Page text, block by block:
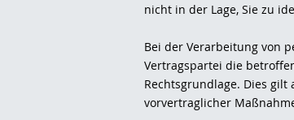
nicht in der Lage, Sie zu
Bei der Verarbeitung von
Vertragspartei die
Rechtsgrundlage. Dies
vorvertraglicher